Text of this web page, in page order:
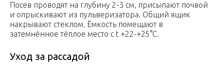
Посев проводят на глубину 2-3 см, присыпают почвой
и опрыскивают из пульверизатора. Общий ящик
накрывают стеклом. Ёмкость помещают в
затемнённое тёплое место с t +22-+25°С.
Уход за рассадой